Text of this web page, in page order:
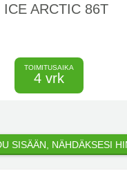
ARCTIC 86T
TOIMITUSAIKA
4 vrk
SISÄÄN, NÄHDÄKSESI